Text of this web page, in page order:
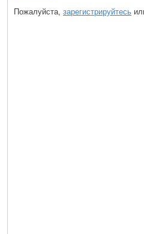
Пожалуйста, зарегистрируйтесь